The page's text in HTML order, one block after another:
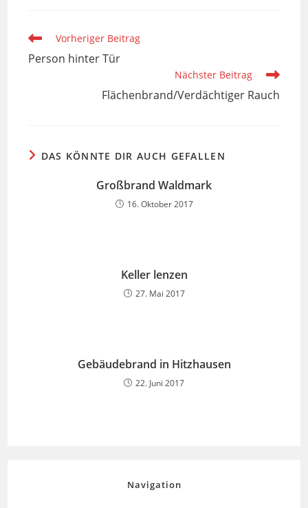
Weitere
ansehen
Vorheriger Beitrag
Person hinter Tür
Nächster Beitrag
Flächenbrand/Verdächtiger Rauch
DAS KÖNNTE DIR AUCH GEFALLEN
Großbrand Waldmark
16. Oktober 2017
Keller lenzen
27. Mai 2017
Gebäudebrand in Hitzhausen
22. Juni 2017
Navigation